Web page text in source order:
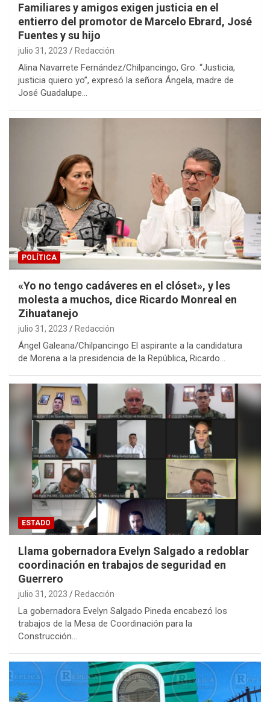
Familiares y amigos exigen justicia en el
entierro del promotor de Marcelo Ebrard, José
Fuentes y su hijo
julio 31, 2023 Redacción
Alina Navarrete Fernández/Chilpancingo, Gro. “Justicia,
justicia quiero yo”, expresó la señora Ángela, madre de
José Guadalupe…
POLÍTICA
«Yo no tengo cadáveres en el clóset», y les
molesta a muchos, dice Ricardo Monreal en
Zihuatanejo
julio 31, 2023 Redacción
Ángel Galeana/Chilpancingo El aspirante a la candidatura
de Morena a la presidencia de la República, Ricardo…
ESTADO
Llama gobernadora Evelyn Salgado a redoblar
coordinación en trabajos de seguridad en
Guerrero
julio 31, 2023 Redacción
La gobernadora Evelyn Salgado Pineda encabezó los
trabajos de la Mesa de Coordinación para la
Construcción…